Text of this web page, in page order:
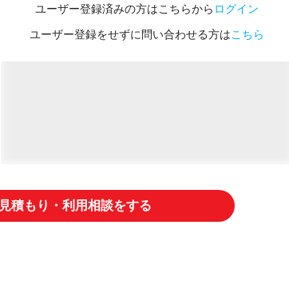
ユーザー登録済みの方はこちらから ログイン
ユーザー登録をせずに問い合わせる方はこちら
見積もり・利用相談をする